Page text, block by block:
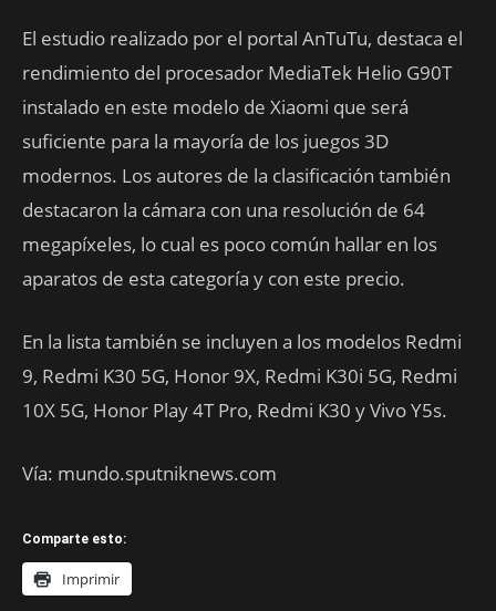
El estudio realizado por el portal AnTuTu, destaca el
rendimiento del procesador MediaTek Helio G90T
instalado en este modelo de Xiaomi que será
suficiente para la mayoría de los juegos 3D
modernos. Los autores de la clasificación también
destacaron la cámara con una resolución de 64
megapíxeles, lo cual es poco común hallar en los
aparatos de esta categoría y con este precio.
En la lista también se incluyen a los modelos Redmi
9, Redmi K30 5G, Honor 9X, Redmi K30i 5G, Redmi
10X 5G, Honor Play 4T Pro, Redmi K30 y Vivo Y5s.
Vía: mundo.sputniknews.com
Comparte esto:
Imprimir